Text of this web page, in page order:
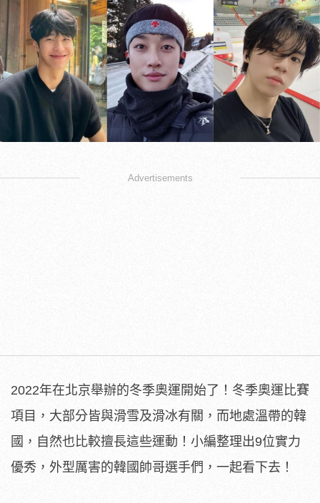
Advertisements
2022年在北京舉辦的冬季奧運開始了！冬季奧運比賽
項目，大部分皆與滑雪及滑冰有關，而地處溫帶的韓
國，自然也比較擅長這些運動！小編整理出9位實力
優秀，外型厲害的韓國帥哥選手們，一起看下去！